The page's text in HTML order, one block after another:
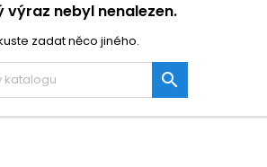
výraz nebyl nenalezen.
zadat něco jiného.
